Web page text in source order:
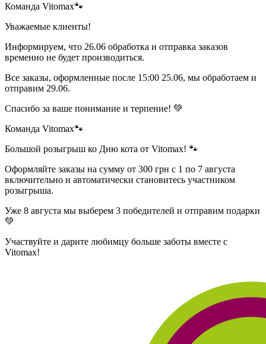
Команда Vitomax🐾
Уважаемые клиенты!
Информируем, что 26.06 обработка и отправка заказов
временно не будет производиться.
Все заказы, оформленные после 15:00 25.06, мы обработаем и
отправим 29.06.
Спасибо за ваше понимание и терпение! 💚
Команда Vitomax🐾
Большой розыгрыш ко Дню кота от Vitomax! 🐾
Оформляйте заказы на сумму от 300 грн с 1 по 7 августа
включительно и автоматически становитесь участником
розыгрыша.
Уже 8 августа мы выберем 3 победителей и отправим подарки
💚
Участвуйте и дарите любимцу больше заботы вместе с
Vitomax!